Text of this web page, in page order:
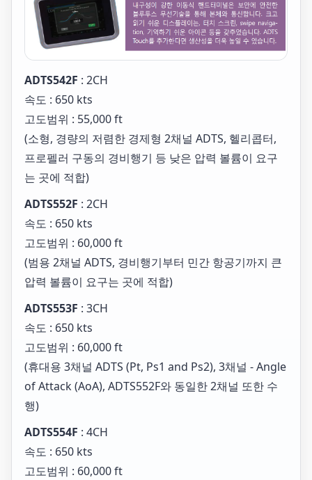
ADTS542F : 2CH
속도 : 650 kts
고도범위 : 55,000 ft
(소형, 경량의 저렴한 경제형 2채널 ADTS, 헬리콥터,
프로펠러 구동의 경비행기 등 낮은 압력 볼륨이 요구
는 곳에 적합)
ADTS552F : 2CH
속도 : 650 kts
고도범위 : 60,000 ft
(범용 2채널 ADTS, 경비행기부터 민간 항공기까지 큰
압력 볼륨이 요구는 곳에 적합)
ADTS553F : 3CH
속도 : 650 kts
고도범위 : 60,000 ft
(휴대용 3채널 ADTS (Pt, Ps1 and Ps2), 3채널 - Angle
of Attack (AoA), ADTS552F와 동일한 2채널 또한 수
행)
ADTS554F : 4CH
속도 : 650 kts
고도범위 : 60,000 ft